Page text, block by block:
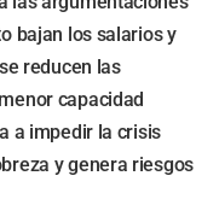
bajan los salarios y
reducen las
capacidad
a impedir la crisis
y genera riesgos